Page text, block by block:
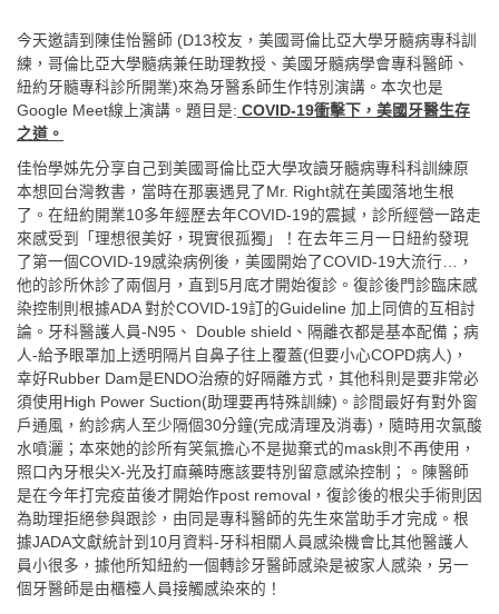
今天邀請到陳佳怡醫師 (D13校友，美國哥倫比亞大學牙髓病專科訓
練，哥倫比亞大學髓病兼任助理教授、美國牙髓病學會專科醫師、
紐約牙髓專科診所開業)來為牙醫系師生作特別演講。本次也是
Google Meet線上演講。題目是: COVID-19衝擊下，美國牙醫生存
之道。
佳怡學姊先分享自己到美國哥倫比亞大學攻讀牙髓病專科科訓練原
本想回台灣教書，當時在那裏遇見了Mr. Right就在美國落地生根
了。在紐約開業10多年經歷去年COVID-19的震撼，診所經營一路走
來感受到「理想很美好，現實很孤獨」！在去年三月一日紐約發現
了第一個COVID-19感染病例後，美國開始了COVID-19大流行…，
他的診所休診了兩個月，直到5月底才開始復診。復診後門診臨床感
染控制則根據ADA 對於COVID-19訂的Guideline 加上同儕的互相討
論。牙科醫護人員-N95、 Double shield、隔離衣都是基本配備；病
人-給予眼罩加上透明隔片自鼻子往上覆蓋(但要小心COPD病人)，
幸好Rubber Dam是ENDO治療的好隔離方式，其他科則是要非常必
須使用High Power Suction(助理要再特殊訓練)。診間最好有對外窗
戶通風，約診病人至少隔個30分鐘(完成清理及消毒)，隨時用次氯酸
水噴灑；本來她的診所有笑氣擔心不是拋棄式的mask則不再使用，
照口內牙根尖X-光及打麻藥時應該要特別留意感染控制；。陳醫師
是在今年打完疫苗後才開始作post removal，復診後的根尖手術則因
為助理拒絕參與跟診，由同是專科醫師的先生來當助手才完成。根
據JADA文獻統計到10月資料-牙科相關人員感染機會比其他醫護人
員小很多，據他所知紐約一個轉診牙醫師感染是被家人感染，另一
個牙醫師是由櫃檯人員接觸感染來的！